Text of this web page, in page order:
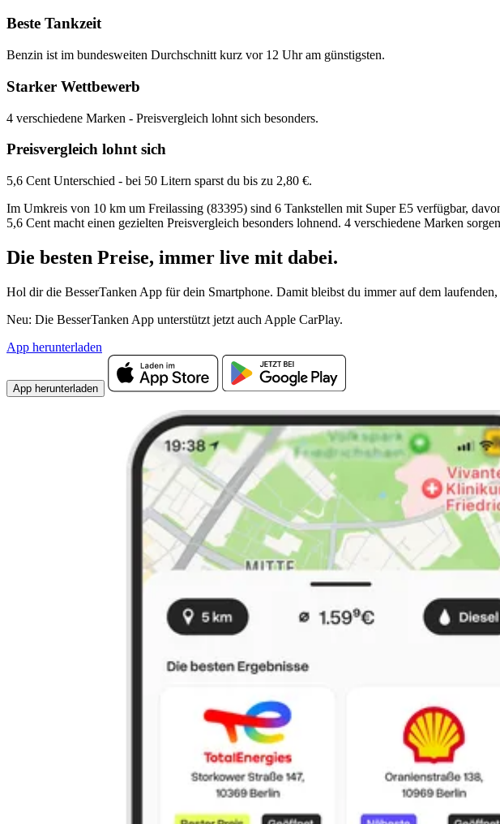
Beste Tankzeit
Benzin ist im bundesweiten Durchschnitt kurz vor 12 Uhr am günstigsten.
Starker Wettbewerb
4 verschiedene Marken - Preisvergleich lohnt sich besonders.
Preisvergleich lohnt sich
5,6 Cent Unterschied - bei 50 Litern sparst du bis zu 2,80 €.
Im Umkreis von 10 km um Freilassing (83395) sind 6 Tankstellen mit Super E5 verfügbar,
5,6 Cent macht einen gezielten Preisvergleich besonders lohnend. 4 verschiedene Marken
Die besten Preise, immer live mit dabei.
Hol dir die BesserTanken App für dein Smartphone. Damit bleibst du immer auf dem
Neu: Die BesserTanken App unterstützt jetzt auch Apple CarPlay.
App herunterladen
App herunterladen